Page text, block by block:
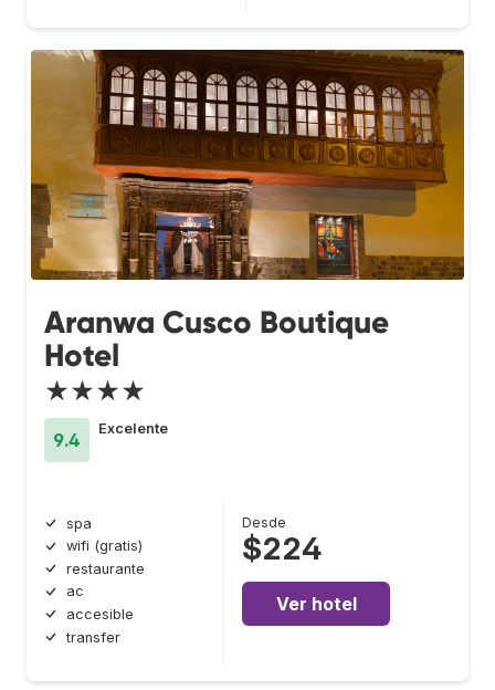
Aranwa Cusco Boutique
Hotel
★★★★
9.4
Excelente
spa
wifi (gratis)
restaurante
ac
accesible
transfer
Desde
$224
Ver hotel